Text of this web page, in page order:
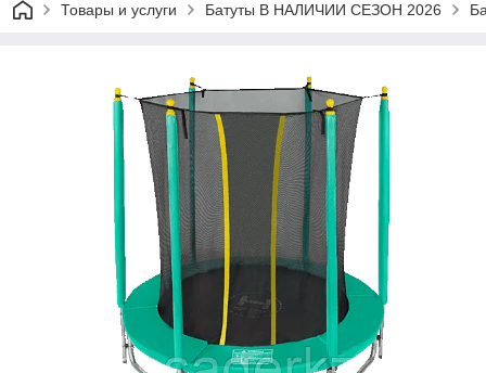
Товары и услуги Батуты В НАЛИЧИИ СЕЗОН 2026